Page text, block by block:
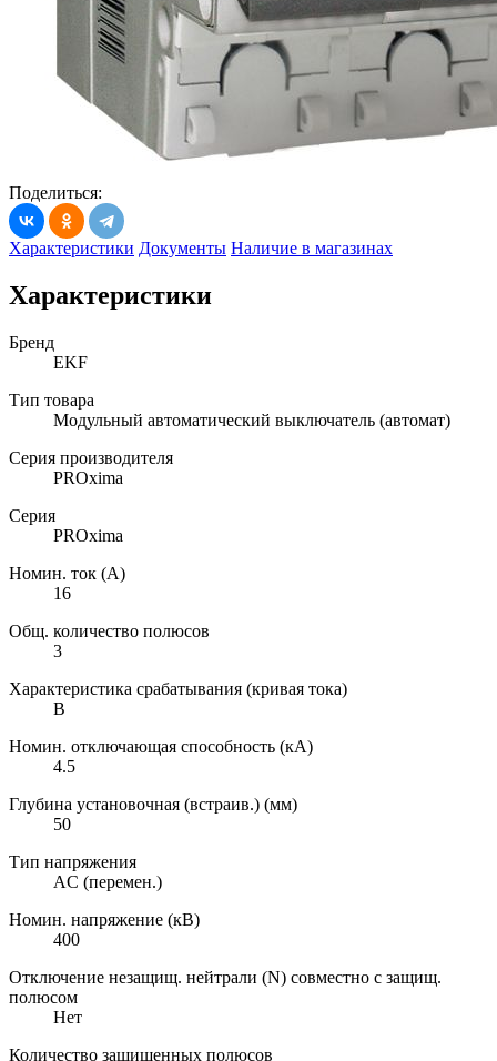
Поделиться:
Характеристики Документы Наличие в магазинах
Характеристики
Бренд
EKF
Тип товара
Модульный автоматический выключатель (автомат)
Серия производителя
PROxima
Серия
PROxima
Номин. ток (А)
16
Общ. количество полюсов
3
Характеристика срабатывания (кривая тока)
B
Номин. отключающая способность (кА)
4.5
Глубина установочная (встраив.) (мм)
50
Тип напряжения
AC (перемен.)
Номин. напряжение (кВ)
400
Отключение незащищ. нейтрали (N) совместно с защищ.
полюсом
Нет
Количество защищенных полюсов